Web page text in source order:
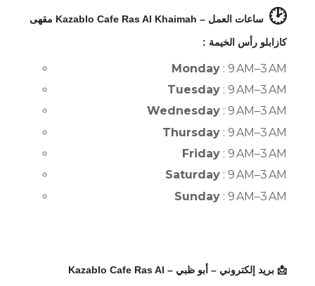
🕑 ساعات العمل – Kazablo Cafe Ras Al Khaimah مقهى
كازابلو رأس الخيمة :
Monday : 9 AM–3 AM
Tuesday : 9 AM–3 AM
Wednesday : 9 AM–3 AM
Thursday : 9 AM–3 AM
Friday : 9 AM–3 AM
Saturday : 9 AM–3 AM
Sunday : 9 AM–3 AM
📩 بريد إلكتروني – أبو ظبي – Kazablo Cafe Ras Al